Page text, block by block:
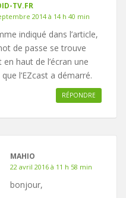
TV.FR
2014 à 14 h 40 min
indiqué dans l’article,
de passe se trouve
en haut de l’écran une
l’EZcast a démarré.
RÉPONDRE
MAHIO
22 avril 2016 à 11 h 58 min
bonjour,